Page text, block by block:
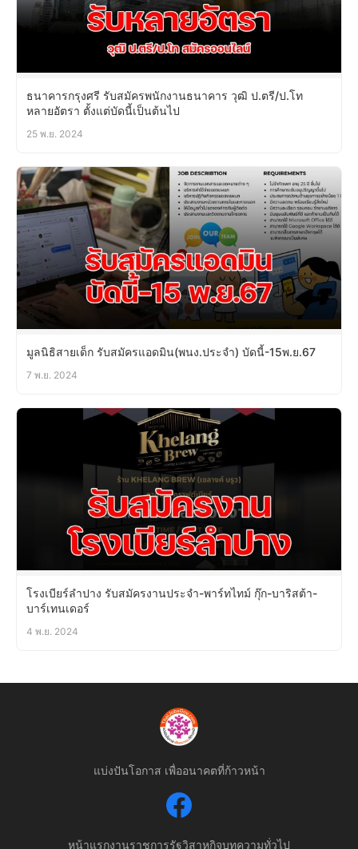
ธนาคารกรุงศรี รับสมัครพนักงานธนาคาร วุฒิ ป.ตรี/ป.โท
หลายอัตรา ตั้งแต่บัดนี้เป็นต้นไป
25 พ.ย. 2024
มูลนิธิสายเด็ก รับสมัครแอดมิน(พนง.ประจำ) บัดนี้-15พ.ย.67
7 พ.ย. 2024
โรงเบียร์ลำปาง รับสมัครงานประจำ-พาร์ทไทม์ กุ๊ก-บาริสต้า-
บาร์เทนเดอร์
4 พ.ย. 2024
แบ่งปันโอกาส เพื่ออนาคตที่ก้าวหน้า
หน้าแรกงานราชการรัฐวิสาหกิจบทความทั่วไป